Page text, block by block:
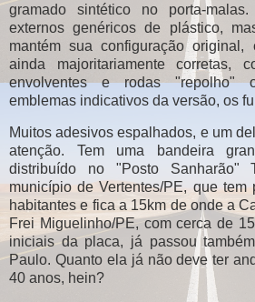
gramado sintético no porta-
externos genéricos de plástico,
mantém sua configuração original,
ainda majoritariamente corretas,
envolventes e rodas "repolho"
emblemas indicativos da versão, os
Muitos adesivos espalhados, e um
atenção. Tem uma bandeira
distribuído no "Posto Sanharão"
município de Vertentes/PE, que
habitantes e fica a 15km de onde a
Frei Miguelinho/PE, com cerca de
iniciais da placa, já passou
Paulo. Quanto ela já não deve ter
40 anos, hein?